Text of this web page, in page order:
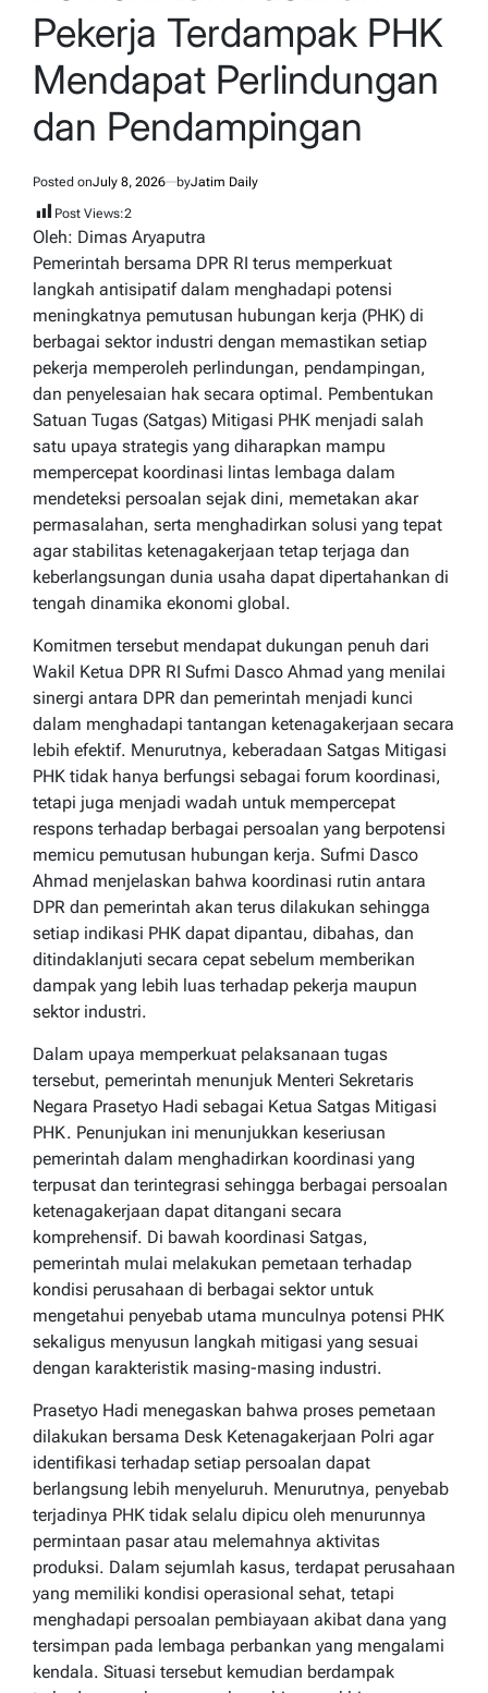
Pekerja Terdampak PHK
Mendapat Perlindungan
dan Pendampingan
Posted onJuly 8, 2026 byJatim Daily
Post Views:2
Oleh: Dimas Aryaputra
Pemerintah bersama DPR RI terus memperkuat
langkah antisipatif dalam menghadapi potensi
meningkatnya pemutusan hubungan kerja (PHK) di
berbagai sektor industri dengan memastikan setiap
pekerja memperoleh perlindungan, pendampingan,
dan penyelesaian hak secara optimal. Pembentukan
Satuan Tugas (Satgas) Mitigasi PHK menjadi salah
satu upaya strategis yang diharapkan mampu
mempercepat koordinasi lintas lembaga dalam
mendeteksi persoalan sejak dini, memetakan akar
permasalahan, serta menghadirkan solusi yang tepat
agar stabilitas ketenagakerjaan tetap terjaga dan
keberlangsungan dunia usaha dapat dipertahankan di
tengah dinamika ekonomi global.
Komitmen tersebut mendapat dukungan penuh dari
Wakil Ketua DPR RI Sufmi Dasco Ahmad yang menilai
sinergi antara DPR dan pemerintah menjadi kunci
dalam menghadapi tantangan ketenagakerjaan secara
lebih efektif. Menurutnya, keberadaan Satgas Mitigasi
PHK tidak hanya berfungsi sebagai forum koordinasi,
tetapi juga menjadi wadah untuk mempercepat
respons terhadap berbagai persoalan yang berpotensi
memicu pemutusan hubungan kerja. Sufmi Dasco
Ahmad menjelaskan bahwa koordinasi rutin antara
DPR dan pemerintah akan terus dilakukan sehingga
setiap indikasi PHK dapat dipantau, dibahas, dan
ditindaklanjuti secara cepat sebelum memberikan
dampak yang lebih luas terhadap pekerja maupun
sektor industri.
Dalam upaya memperkuat pelaksanaan tugas
tersebut, pemerintah menunjuk Menteri Sekretaris
Negara Prasetyo Hadi sebagai Ketua Satgas Mitigasi
PHK. Penunjukan ini menunjukkan keseriusan
pemerintah dalam menghadirkan koordinasi yang
terpusat dan terintegrasi sehingga berbagai persoalan
ketenagakerjaan dapat ditangani secara
komprehensif. Di bawah koordinasi Satgas,
pemerintah mulai melakukan pemetaan terhadap
kondisi perusahaan di berbagai sektor untuk
mengetahui penyebab utama munculnya potensi PHK
sekaligus menyusun langkah mitigasi yang sesuai
dengan karakteristik masing-masing industri.
Prasetyo Hadi menegaskan bahwa proses pemetaan
dilakukan bersama Desk Ketenagakerjaan Polri agar
identifikasi terhadap setiap persoalan dapat
berlangsung lebih menyeluruh. Menurutnya, penyebab
terjadinya PHK tidak selalu dipicu oleh menurunnya
permintaan pasar atau melemahnya aktivitas
produksi. Dalam sejumlah kasus, terdapat perusahaan
yang memiliki kondisi operasional sehat, tetapi
menghadapi persoalan pembiayaan akibat dana yang
tersimpan pada lembaga perbankan yang mengalami
kendala. Situasi tersebut kemudian berdampak